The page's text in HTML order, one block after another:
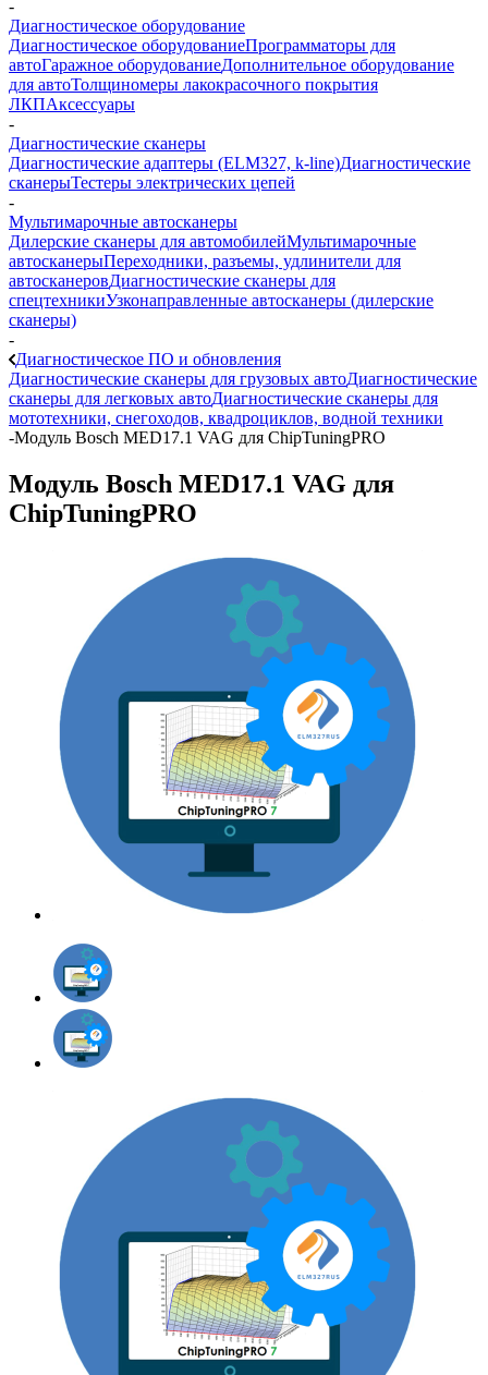
-
Диагностическое оборудование
Диагностическое оборудованиеПрограмматоры для
автоГаражное оборудованиеДополнительное оборудование
для автоТолщиномеры лакокрасочного покрытия
ЛКПАксессуары
-
Диагностические сканеры
Диагностические адаптеры (ELM327, k-line)Диагностические
сканерыТестеры электрических цепей
-
Мультимарочные автосканеры
Дилерские сканеры для автомобилейМультимарочные
автосканерыПереходники, разъемы, удлинители для
автосканеровДиагностические сканеры для
спецтехникиУзконаправленные автосканеры (дилерские
сканеры)
-
Диагностическое ПО и обновления
Диагностические сканеры для грузовых автоДиагностические
сканеры для легковых автоДиагностические сканеры для
мототехники, снегоходов, квадроциклов, водной техники
-Модуль Bosch MED17.1 VAG для ChipTuningPRO
Модуль Bosch MED17.1 VAG для
ChipTuningPRO